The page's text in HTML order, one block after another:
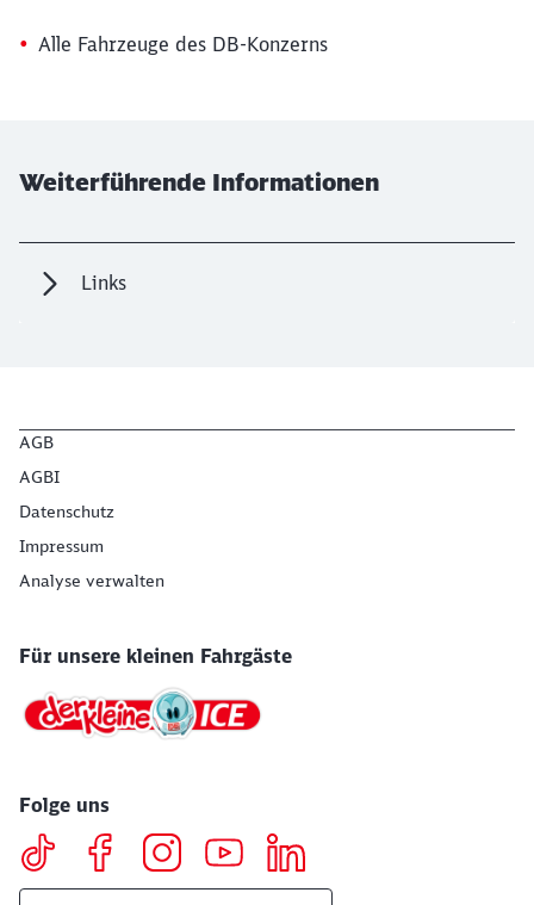
Alle Fahrzeuge des DB-Konzerns
Weiterführende Informationen
Links
AGB
AGBI
Datenschutz
Impressum
Analyse verwalten
Für unsere kleinen Fahrgäste
Folge uns